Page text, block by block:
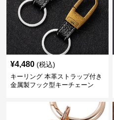
¥4,480 (税込)
キーリング 本革ストラップ付き
金属製フック型キーチェーン